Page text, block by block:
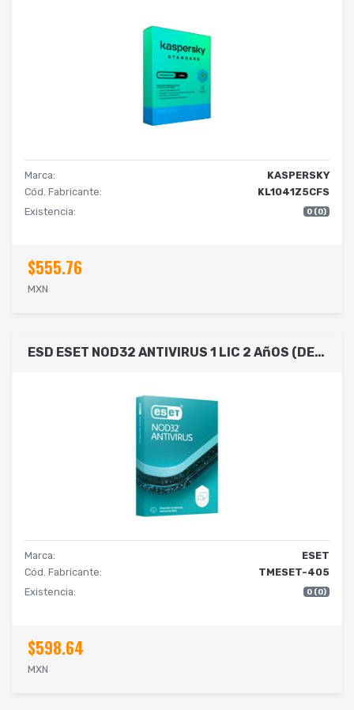
Marca:
KASPERSKY
Cód. Fabricante:
KL1041Z5CFS
Existencia:
0 (0)
$555.76
MXN
ESD ESET NOD32 ANTIVIRUS 1 LIC 2 AñOS (DESCARGA DIGITAL)
Marca:
ESET
Cód. Fabricante:
TMESET-405
Existencia:
0 (0)
$598.64
MXN